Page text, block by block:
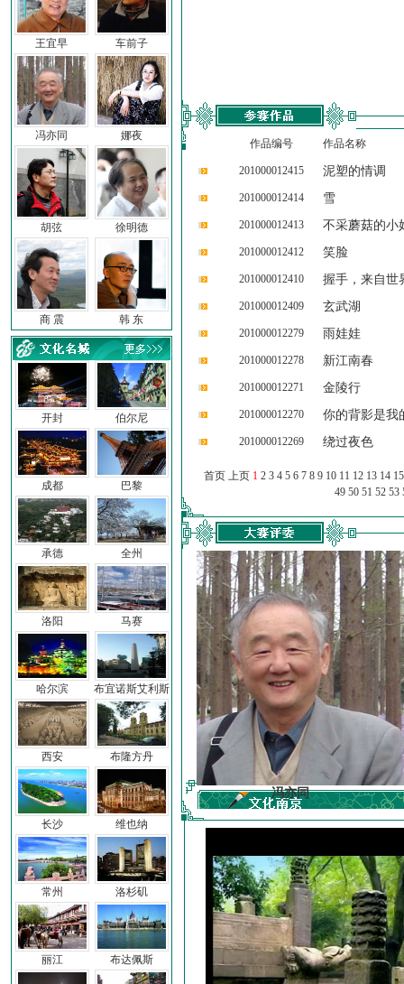
王宜早 车前子
冯亦同 娜夜
胡弦 徐明德
商 震 韩 东
开封
成都
承德
洛阳
哈尔滨
西安
长沙
常州
丽江
伯尔尼
巴黎
全州
马赛
布宜诺斯艾利斯
布隆方丹
维也纳
洛杉矶
布达佩斯
作品编号 作品名称
201000012415 泥塑的情调
201000012414 雪
201000012413 不采蘑菇的小
201000012412 笑脸
201000012410 握手，来自世
201000012409 玄武湖
201000012279 雨娃娃
201000012278 新江南春
201000012271 金陵行
201000012270 你的背影是我
201000012269 绕过夜色
首页 上页 1 2 3 4 5 6 7 8 9 10 11 12 13 14 15
49 50 51 52 53
前子 冯亦同